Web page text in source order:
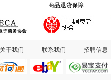
商品退货保障
关于我们 联系我们 招聘信息